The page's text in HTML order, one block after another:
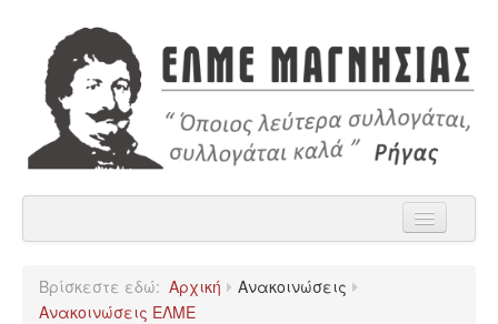
Η ΕΛΜΕ Μαγνησίας
Βρίσκεστε εδώ: Αρχική
Ανακοινώσεις
Ανακοινώσεις ΕΛΜΕ